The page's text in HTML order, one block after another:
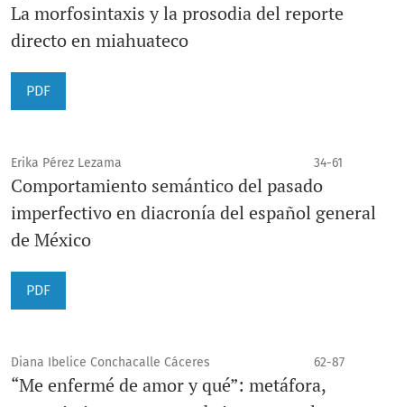
La morfosintaxis y la prosodia del reporte
directo en miahuateco
PDF
Erika Pérez Lezama 34-61
Comportamiento semántico del pasado
imperfectivo en diacronía del español general
de México
PDF
Diana Ibelice Conchacalle Cáceres 62-87
“Me enfermé de amor y qué”: metáfora,